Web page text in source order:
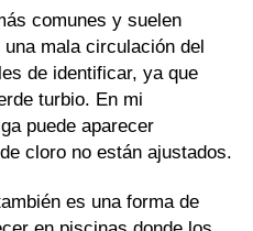
comunes y suelen
mala circulación del
de identificar, ya que
turbio. En mi
puede aparecer
cloro no están ajustados.
es una forma de